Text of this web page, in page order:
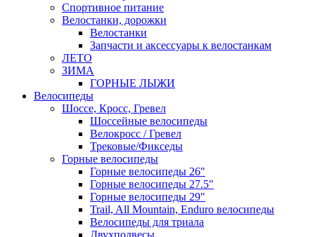
Спортивное питание
Велостанки, дорожки
Велостанки
Запчасти и аксессуары к велостанкам
ЛЕТО
ЗИМА
ГОРНЫЕ ЛЫЖИ
Велосипеды
Шоссе, Кросс, Гревел
Шоссейные велосипеды
Велокросс / Гревел
Трековые/Фикседы
Горные велосипеды
Горные велосипеды 26"
Горные велосипеды 27.5"
Горные велосипеды 29"
Trail, All Mountain, Enduro велосипеды
Велосипеды для триала
Двухподвесы